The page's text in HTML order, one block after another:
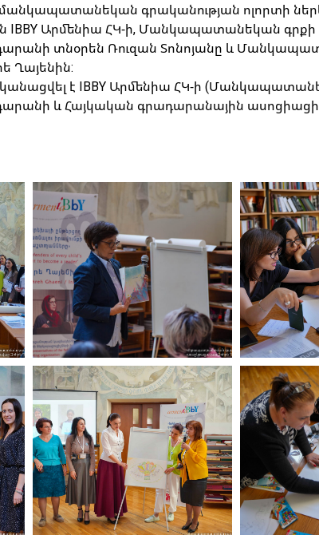
գրականության ոլորտի
IBBY Արմենիա ՀԿ-ի, Մանկապատանեկան
տնօրեն Ռուզան Տոնոյանը և
Ղայենին:
է IBBY Արմենիա ՀԿ-ի
և Հայկական գրադարանային ասոցիացիայի